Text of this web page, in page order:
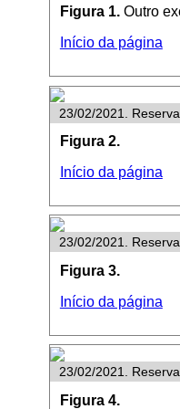
Figura 1.Outro
Início da página
23/02/2021.
Figura 2.
Início da página
23/02/2021.
Figura 3.
Início da página
23/02/2021.
Figura 4.